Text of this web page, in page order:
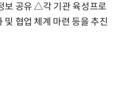
보 공유 △각 기관 육성프로
및 협업 체계 마련 등을 추진